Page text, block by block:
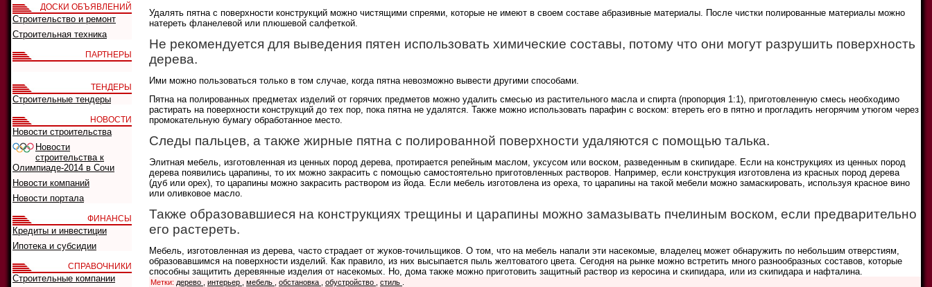
Удалять пятна с поверхности конструкций можно чистящими спреями, которые не имеют в своем составе абразивные материалы. После чистки полированные материалы можно
натереть фланелевой или плюшевой салфеткой.
Не рекомендуется для выведения пятен использовать химические составы, потому что они могут разрушить поверхность
дерева.
Ими можно пользоваться только в том случае, когда пятна невозможно вывести другими способами.
Пятна на полированных предметах изделий от горячих предметов можно удалить смесью из растительного масла и спирта (пропорция 1:1), приготовленную смесь необходимо
растирать на поверхности конструкций до тех пор, пока пятна не удалятся. Также можно использовать парафин с воском: втереть его в пятно и прогладить негорячим утюгом через
промокательную бумагу обработанное место.
Следы пальцев, а также жирные пятна с полированной поверхности удаляются с помощью талька.
Элитная мебель, изготовленная из ценных пород дерева, протирается репейным маслом, уксусом или воском, разведенным в скипидаре. Если на конструкциях из ценных пород
дерева появились царапины, то их можно закрасить с помощью самостоятельно приготовленных растворов. Например, если конструкция изготовлена из красных пород дерева
(дуб или орех), то царапины можно закрасить раствором из йода. Если мебель изготовлена из ореха, то царапины на такой мебели можно замаскировать, используя красное вино
или оливковое масло.
Также образовавшиеся на конструкциях трещины и царапины можно замазывать пчелиным воском, если предварительно
его растереть.
Мебель, изготовленная из дерева, часто страдает от жуков-точильщиков. О том, что на мебель напали эти насекомые, владелец может обнаружить по небольшим отверстиям,
образовавшимся на поверхности изделий. Как правило, из них высыпается пыль желтоватого цвета. Сегодня на рынке можно встретить много разнообразных составов, которые
способны защитить деревянные изделия от насекомых. Но, дома также можно приготовить защитный раствор из керосина и скипидара, или из скипидара и нафталина.
Метки: дерево интерьер мебель обстановка обустройство стиль
ДОСКИ ОБЪЯВЛЕНИЙ
Строительство и ремонт
Строительная техника
ПАРТНЕРЫ
ТЕНДЕРЫ
Строительные тендеры
НОВОСТИ
Новости строительства
Новости
строительства к
Олимпиаде-2014 в Сочи
Новости компаний
Новости портала
ФИНАНСЫ
Кредиты и инвестиции
Ипотека и субсидии
СПРАВОЧНИКИ
Строительные компании